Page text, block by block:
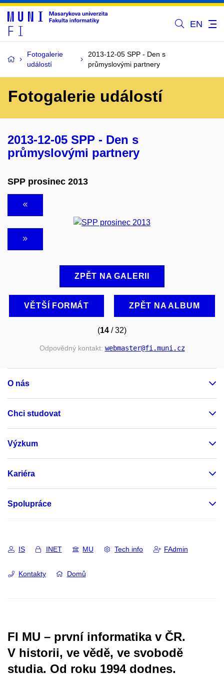
EN
Fotogalerie
událostí
2013-12-05 SPP - Den s
průmyslovými partnery
Fotogalerie událostí
2013-12-05 SPP - Den s
průmyslovými partnery
SPP prosinec 2013
ZPĚT NA GALERII
VĚTŠÍ FORMÁT ZPĚT NA ALBUM
(14 / 32)
Odpovědný kontakt: webmaster@fi.muni.cz
O nás
Chci studovat
Výzkum
Kariéra
Spolupráce
IS INET MU Tech info FAdmin
Kontakty Domů
FI MU – první informatika v ČR.
V historii, ve vědě, ve svobodě
studia. Od roku 1994 dodnes.